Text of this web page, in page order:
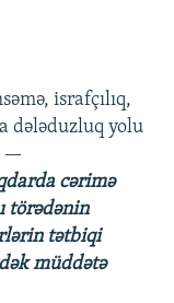
israfçılıq,
dələduzluq yolu
—
cərimə
törədənin
tətbiqi
müddətə